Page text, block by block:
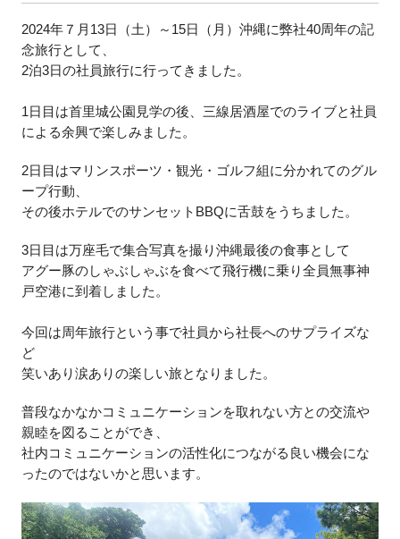
2024年７月 13日（土）～ 15日（月）沖縄に弊社40周年の記
念旅行として、
2泊3日の社員旅行に行ってきました。
1 日目は首里城公園見学の後、三線居酒屋でのライブと社員
による余興で楽しみました。
2日目はマリンスポーツ・観光・ゴルフ組に分かれてのグル
ープ行動、
その後ホテルでのサンセット BBQに舌鼓をうちました。
3日目は万座毛で集合写真を撮り沖縄最後の食事として
アグー豚のしゃぶしゃぶを食べて飛行機に乗り全員無事神
戸空港に到着しました。
今回は周年旅行という事で社員から社長へのサプライズな
ど
笑いあり涙ありの楽しい旅となりました。
普段なかなかコミュニケーションを取れない方との交流や
親睦を図ることができ、
社内コミュニケーションの活性化につながる 良い機会にな
ったのではないかと思います。